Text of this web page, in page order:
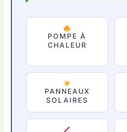
POMPE À
CHALEUR
PANNEAUX
SOLAIRES